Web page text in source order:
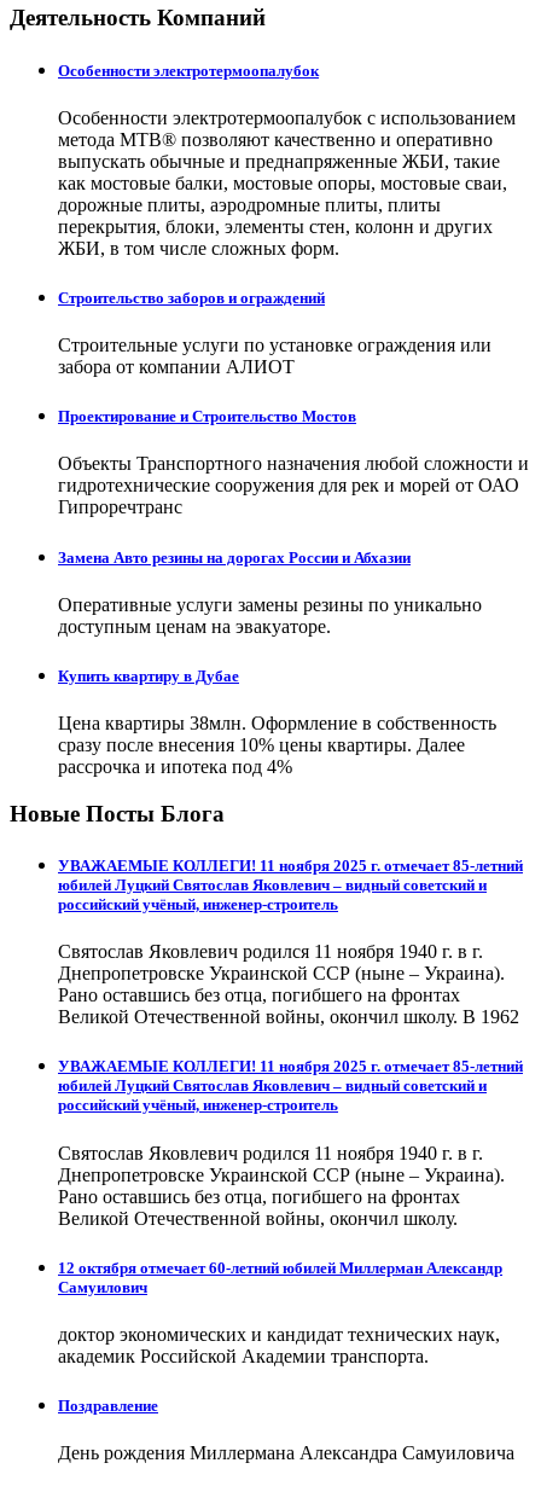
Деятельность Компаний
Особенности электротермоопалубок
Особенности электротермоопалубок с использованием
метода МТВ® позволяют качественно и оперативно
выпускать обычные и преднапряженные ЖБИ, такие
как мостовые балки, мостовые опоры, мостовые сваи,
дорожные плиты, аэродромные плиты, плиты
перекрытия, блоки, элементы стен, колонн и других
ЖБИ, в том числе сложных форм.
Строительство заборов и ограждений
Строительные услуги по установке ограждения или
забора от компании АЛИОТ
Проектирование и Строительство Мостов
Объекты Транспортного назначения любой сложности и
гидротехнические сооружения для рек и морей от ОАО
Гипроречтранс
Замена Авто резины на дорогах России и Абхазии
Оперативные услуги замены резины по уникально
доступным ценам на эвакуаторе.
Купить квартиру в Дубае
Цена квартиры 38млн. Оформление в собственность
сразу после внесения 10% цены квартиры. Далее
рассрочка и ипотека под 4%
Новые Посты Блога
УВАЖАЕМЫЕ КОЛЛЕГИ! 11 ноября 2025 г. отмечает 85-летний
юбилей Луцкий Святослав Яковлевич – видный советский и
российский учёный, инженер-строитель
Святослав Яковлевич родился 11 ноября 1940 г. в г.
Днепропетровске Украинской ССР (ныне – Украина).
Рано оставшись без отца, погибшего на фронтах
Великой Отечественной войны, окончил школу. В 1962
УВАЖАЕМЫЕ КОЛЛЕГИ! 11 ноября 2025 г. отмечает 85-летний
юбилей Луцкий Святослав Яковлевич – видный советский и
российский учёный, инженер-строитель
Святослав Яковлевич родился 11 ноября 1940 г. в г.
Днепропетровске Украинской ССР (ныне – Украина).
Рано оставшись без отца, погибшего на фронтах
Великой Отечественной войны, окончил школу.
12 октября отмечает 60-летний юбилей Миллерман Александр
Самуилович
доктор экономических и кандидат технических наук,
академик Российской Академии транспорта.
Поздравление
День рождения Миллермана Александра Самуиловича